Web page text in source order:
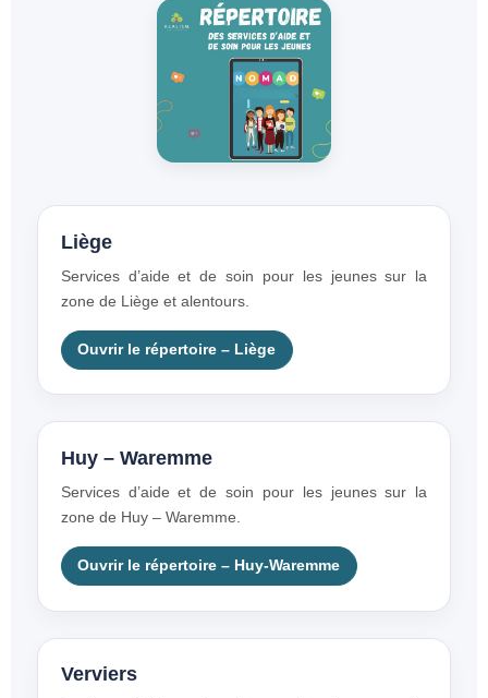
Liège
Services d’aide et de soin pour les jeunes sur la
zone de Liège et alentours.
Ouvrir le répertoire – Liège
Huy – Waremme
Services d’aide et de soin pour les jeunes sur la
zone de Huy – Waremme.
Ouvrir le répertoire – Huy-Waremme
Verviers